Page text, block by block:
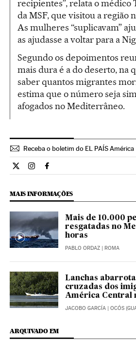
recipientes”, relata o médico
da MSF, que visitou a região
As mulheres “suplicavam”
as ajudasse a voltar para a
Segundo os depoimentos
mais dura é a do deserto, na
saber quantos migrantes
estima que o número seja
afogados no Mediterrâneo.
Receba o boletim do EL PAÍS América
Internacional El País Brasil en Twitter
Internacional El País Brasil en
Internacional El País Brasil
MAIS INFORMAÇÕES
Mais de 10.000
resgatadas no
horas
PABLO ORDAZ | ROMA
Lanchas
cruzadas dos
América Central
JACOBO GARCÍA | OCÓS
ARQUIVADO EM